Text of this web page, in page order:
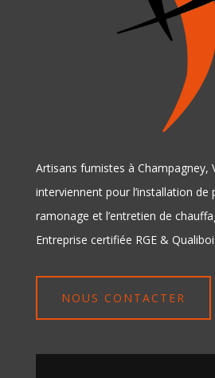
Artisans fumistes à Champagney,
interviennent pour l’installation de
ramonage et l’entretien de
Entreprise certifiée RGE &
NOUS CONTACTER